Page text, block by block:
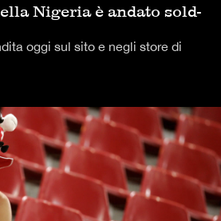
Nigeria è andato sold-
oggi sul sito e negli store di